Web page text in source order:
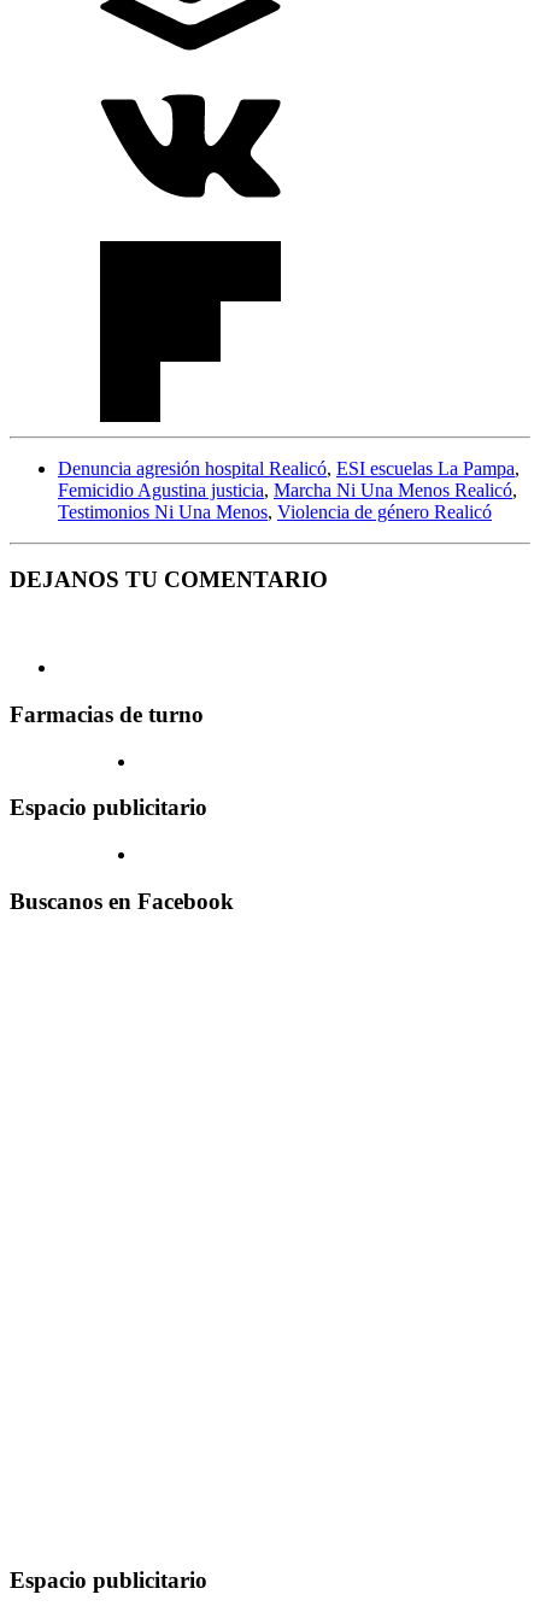
Denuncia agresión hospital Realicó, ESI escuelas La Pampa,
Femicidio Agustina justicia, Marcha Ni Una Menos Realicó,
Testimonios Ni Una Menos, Violencia de género Realicó
DEJANOS TU COMENTARIO
Farmacias de turno
Espacio publicitario
Buscanos en Facebook
Espacio publicitario